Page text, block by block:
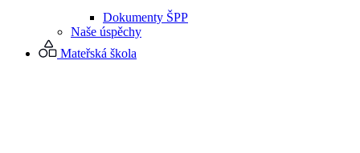
Dokumenty ŠPP
Naše úspěchy
Mateřská škola